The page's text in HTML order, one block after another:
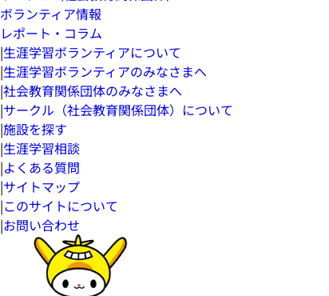
ボランティア情報
レポート・コラム
|生涯学習ボランティアについて
|生涯学習ボランティアのみなさまへ
|社会教育関係団体のみなさまへ
|サークル（社会教育関係団体）について
|施設を探す
|生涯学習相談
|よくある質問
|サイトマップ
|このサイトについて
|お問い合わせ